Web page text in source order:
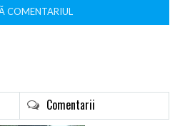
Comentarii